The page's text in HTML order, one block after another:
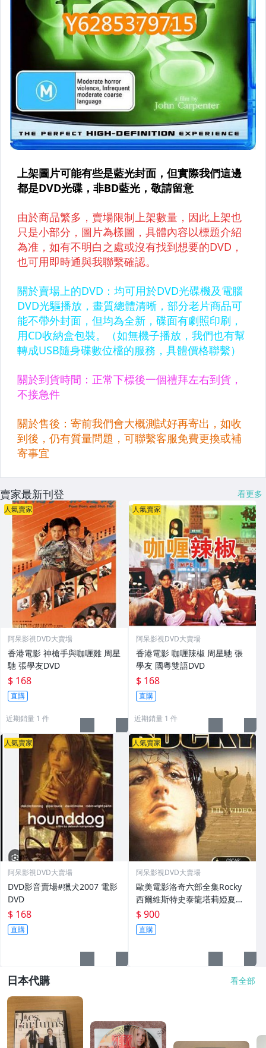
賣家最新刊登 看更多
人氣賣家
阿呆影視DVD大賣場
香港電影 神槍手與咖喱雞 周星
馳 張學友DVD
$ 168
直購
近期銷量 1 件
人氣賣家
阿呆影視DVD大賣場
香港電影 咖喱辣椒 周星馳 張
學友 國粵雙語DVD
$ 168
直購
近期銷量 1 件
人氣賣家
阿呆影視DVD大賣場
DVD影音賣場#獵犬2007 電影
DVD
$ 168
直購
人氣賣家
阿呆影視DVD大賣場
歐美電影洛奇六部全集Rocky
西爾維斯特史泰龍塔莉婭夏爾
主演6DVD
$ 900
直購
日本代購 看全部